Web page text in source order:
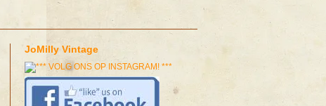
JoMilly Vintage